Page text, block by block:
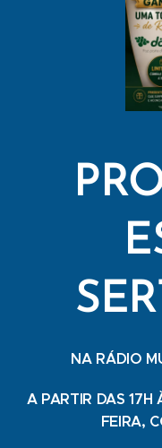
NA RÁDIO
A PARTIR DAS 17H
FEIRA,